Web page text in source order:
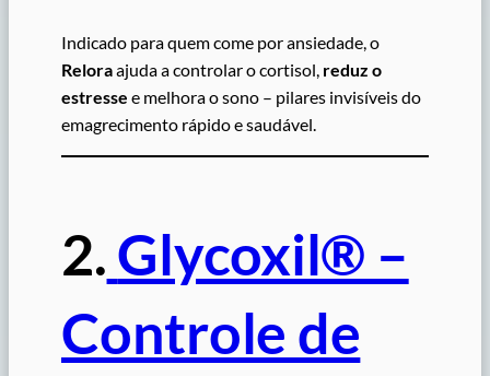
Indicado para quem come por ansiedade, o
Reloraajuda a controlar o cortisol, reduz o
estresse e melhora o sono – pilares invisíveis do
emagrecimento rápido e saudável.
2.Glycoxil® –
Controle de